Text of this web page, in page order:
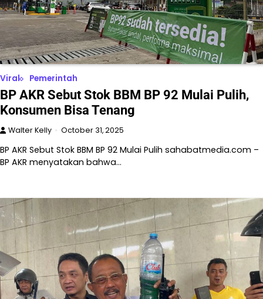
Viral Pemerintah
BP AKR Sebut Stok BBM BP 92 Mulai Pulih,
Konsumen Bisa Tenang
Walter Kelly October 31, 2025
BP AKR Sebut Stok BBM BP 92 Mulai Pulih sahabatmedia.com –
BP AKR menyatakan bahwa…